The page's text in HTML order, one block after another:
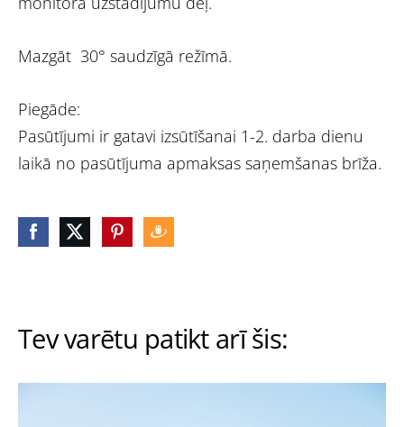
Mazgāt 30° saudzīgā režīmā.
Piegāde:
Pasūtījumi ir gatavi izsūtīšanai 1-2. darba dienu
laikā no pasūtījuma apmaksas saņemšanas brīža.
Tev varētu patikt arī šis: